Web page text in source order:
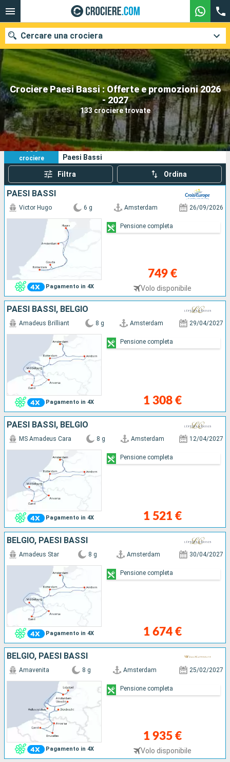
Crociere Paesi Bassi : Offerte e promozioni 2026
- 2027
133 crociere trovate
Cercare una crociera
Le nostre destinazioni
Mesi di partenza
Porti Compagnie
Ricerca
133
crociere
I tuoi criteri di ricerca:
Paesi Bassi
Filtra Ordina
PAESI BASSI
Pagamento in 4X
Victor Hugo 6 g Amsterdam 26/09/2026
749 €
Volo disponibile
Pensione completa
PAESI BASSI, BELGIO
Pagamento in 4X
Amadeus Brilliant 8 g Amsterdam 29/04/2027
1 308 €
Pensione completa
PAESI BASSI, BELGIO
Pagamento in 4X
MS Amadeus Cara 8 g Amsterdam 12/04/2027
1 521 €
Pensione completa
BELGIO, PAESI BASSI
Pagamento in 4X
Amadeus Star 8 g Amsterdam 30/04/2027
1 674 €
Pensione completa
BELGIO, PAESI BASSI
Pagamento in 4X
Amavenita 8 g Amsterdam 25/02/2027
1 935 €
Volo disponibile
Pensione completa